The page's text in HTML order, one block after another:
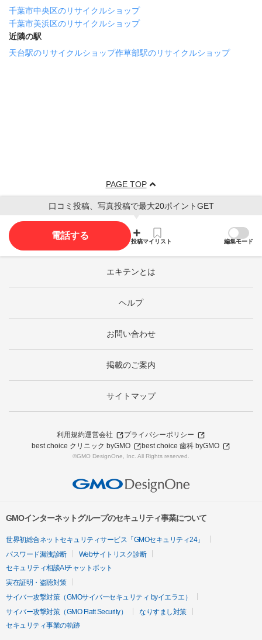
千葉市中央区のリサイクルショップ
千葉市美浜区のリサイクルショップ
近隣の駅
天台駅のリサイクルショップ作草部駅のリサイクルショップ
PAGE TOP
口コミ投稿、写真投稿で最大20ポイントGET
電話する
投稿マイリスト 編集モード
エキテンとは
ヘルプ
お問い合わせ
掲載のご案内
サイトマップ
利用規約運営会社
プライバシーポリシー
best choice クリニック byGMO
best choice 歯科 byGMO
©GMO DesignOne, Inc. All Rights reserved.
GMOインターネットグループのセキュリティ事業について
世界初総合ネットセキュリティサービス「GMOセキュリティ24」
パスワード漏洩診断
Webサイトリスク診断
セキュリティ相談AIチャットボット
実在証明・盗聴対策
サイバー攻撃対策（GMOサイバーセキュリティ byイエラエ）
サイバー攻撃対策（GMO Flatt Security）
なりすまし対策
セキュリティ事業の軌跡